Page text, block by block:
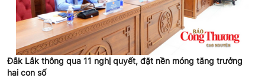
Đắk Lắk thông qua 11 nghị quyết, đặt nền móng tăng trưởng
hai con số